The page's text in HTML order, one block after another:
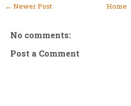
← Newer Post Home
No comments:
Post a Comment